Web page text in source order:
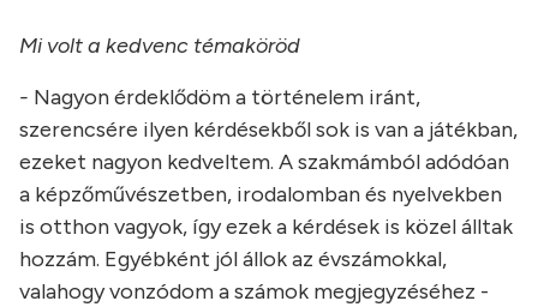
Mi volt a kedvenc témaköröd
- Nagyon érdeklődöm a történelem iránt,
szerencsére ilyen kérdésekből sok is van a játékban,
ezeket nagyon kedveltem. A szakmámból adódóan
a képzőművészetben, irodalomban és nyelvekben
is otthon vagyok, így ezek a kérdések is közel álltak
hozzám. Egyébként jól állok az évszámokkal,
valahogy vonzódom a számok megjegyzéséhez -